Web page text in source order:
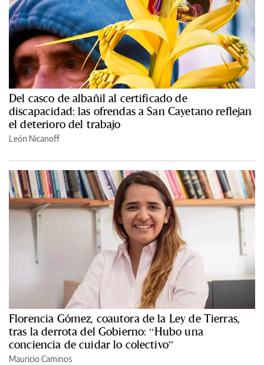
Del casco de albañil al certificado de
discapacidad: las ofrendas a San Cayetano reflejan
el deterioro del trabajo
León Nicanoff
Florencia Gómez, coautora de la Ley de Tierras,
tras la derrota del Gobierno: “Hubo una
conciencia de cuidar lo colectivo”
Mauricio Caminos